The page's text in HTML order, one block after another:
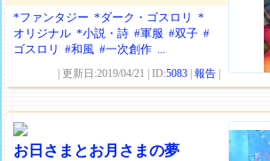
*ファンタジー *ダーク・ゴスロリ
*
オリジナル *小説・詩 #軍服 #双子 #
ゴスロリ
#和風 #一次創作 ...
| 更新日:2019/04/21 | ID:5083 |報告
お日さまとお月さまの夢